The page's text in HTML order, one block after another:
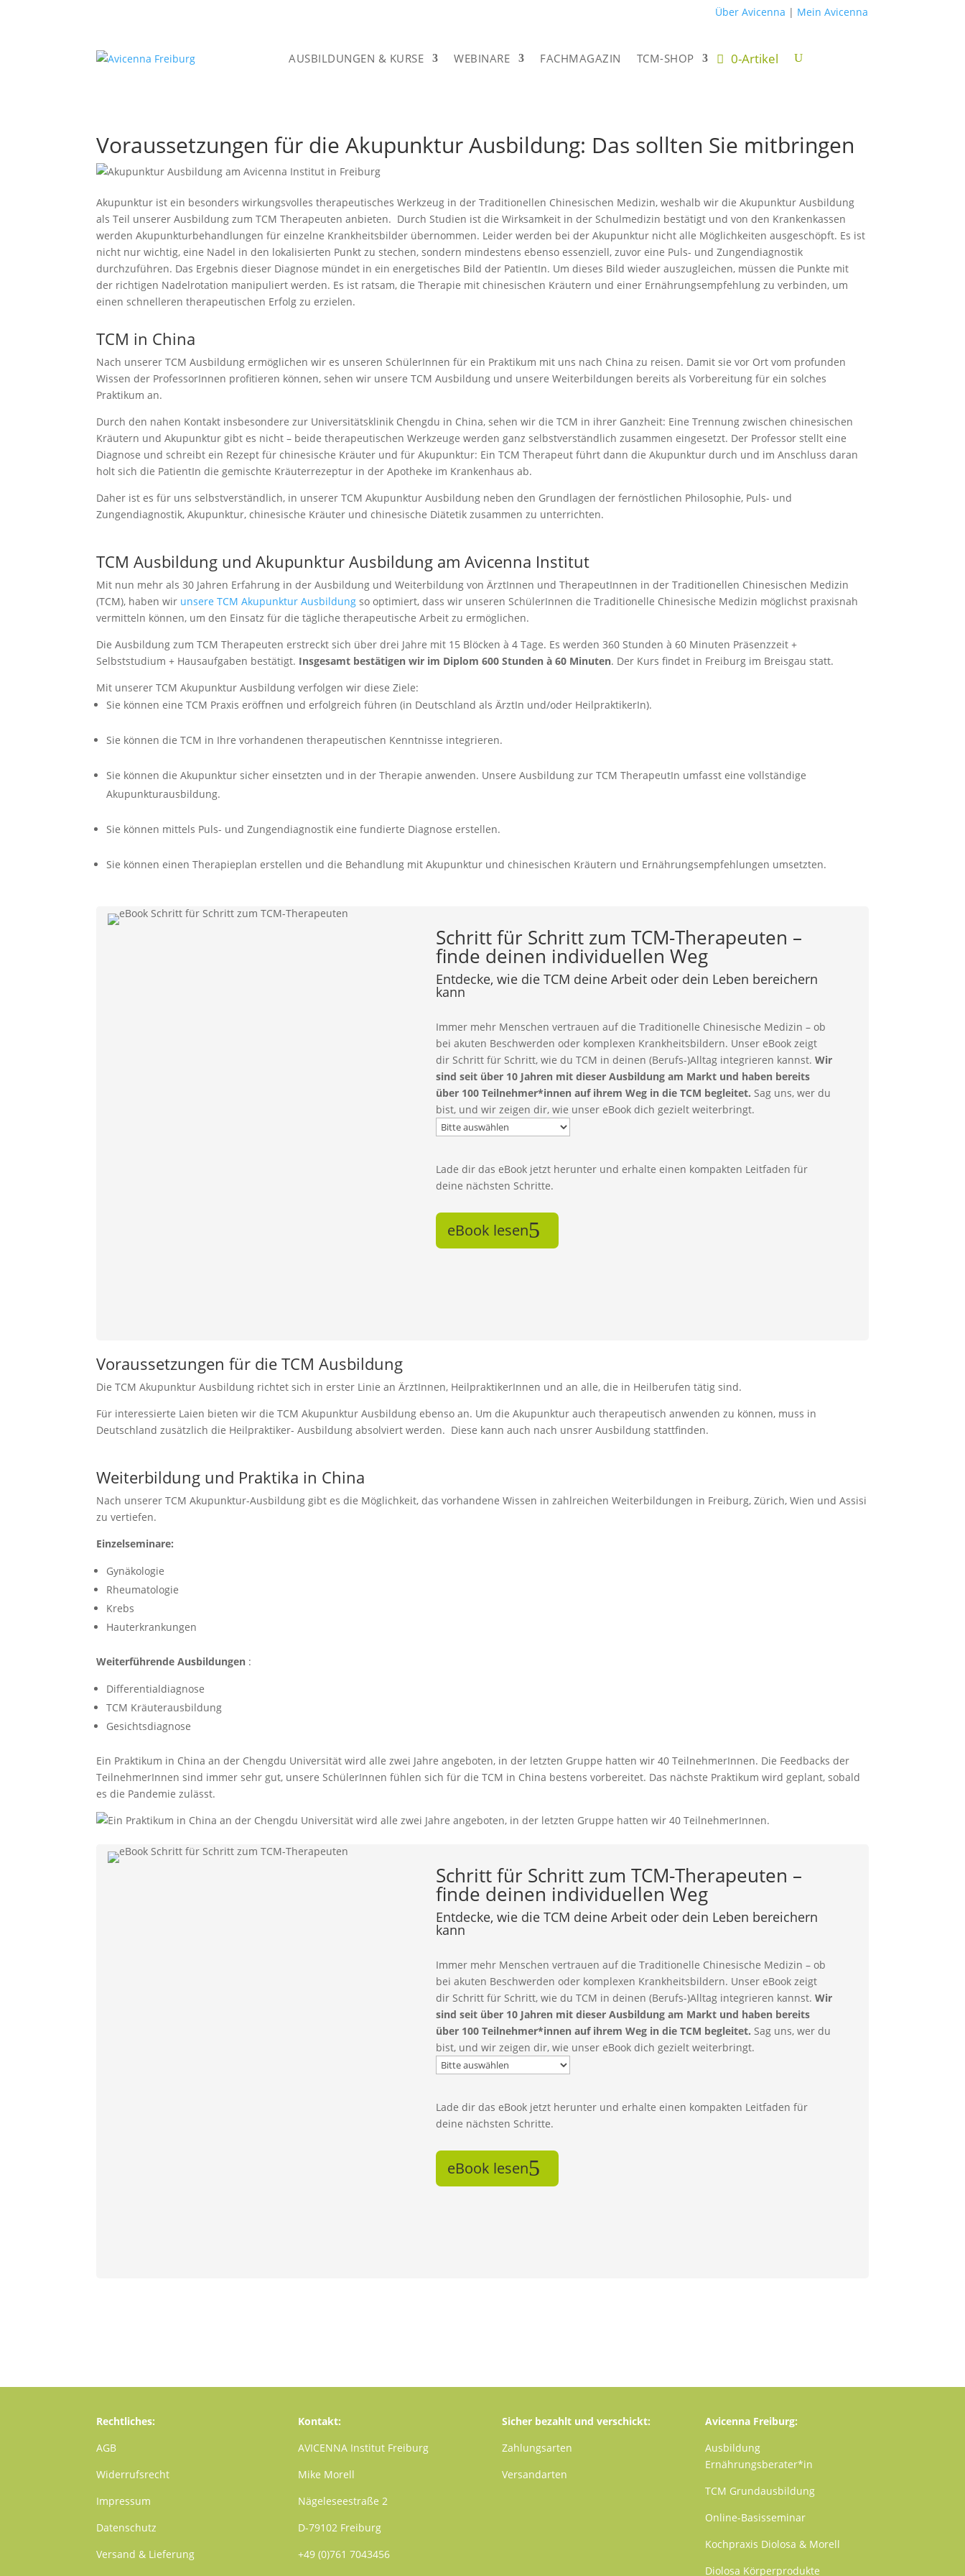
Über Avicenna | Mein Avicenna
AUSBILDUNGEN & KURSE WEBINARE FACHMAGAZIN TCM-SHOP 0-Artikel
Voraussetzungen für die Akupunktur Ausbildung: Das sollten Sie mitbringen
Akupunktur ist ein besonders wirkungsvolles therapeutisches Werkzeug in der Traditionellen Chinesischen Medizin, weshalb wir die Akupunktur Ausbildung
als Teil unserer Ausbildung zum TCM Therapeuten anbieten. Durch Studien ist die Wirksamkeit in der Schulmedizin bestätigt und von den Krankenkassen
werden Akupunkturbehandlungen für einzelne Krankheitsbilder übernommen. Leider werden bei der Akupunktur nicht alle Möglichkeiten ausgeschöpft. Es ist
nicht nur wichtig, eine Nadel in den lokalisierten Punkt zu stechen, sondern mindestens ebenso essenziell, zuvor eine Puls- und Zungendiagnostik
durchzuführen. Das Ergebnis dieser Diagnose mündet in ein energetisches Bild der PatientIn. Um dieses Bild wieder auszugleichen, müssen die Punkte mit
der richtigen Nadelrotation manipuliert werden. Es ist ratsam, die Therapie mit chinesischen Kräutern und einer Ernährungsempfehlung zu verbinden, um
einen schnelleren therapeutischen Erfolg zu erzielen.
TCM in China
Nach unserer TCM Ausbildung ermöglichen wir es unseren SchülerInnen für ein Praktikum mit uns nach China zu reisen. Damit sie vor Ort vom profunden
Wissen der ProfessorInnen profitieren können, sehen wir unsere TCM Ausbildung und unsere Weiterbildungen bereits als Vorbereitung für ein solches
Praktikum an.
Durch den nahen Kontakt insbesondere zur Universitätsklinik Chengdu in China, sehen wir die TCM in ihrer Ganzheit: Eine Trennung zwischen chinesischen
Kräutern und Akupunktur gibt es nicht – beide therapeutischen Werkzeuge werden ganz selbstverständlich zusammen eingesetzt. Der Professor stellt eine
Diagnose und schreibt ein Rezept für chinesische Kräuter und für Akupunktur: Ein TCM Therapeut führt dann die Akupunktur durch und im Anschluss daran
holt sich die PatientIn die gemischte Kräuterrezeptur in der Apotheke im Krankenhaus ab.
Daher ist es für uns selbstverständlich, in unserer TCM Akupunktur Ausbildung neben den Grundlagen der fernöstlichen Philosophie, Puls- und
Zungendiagnostik, Akupunktur, chinesische Kräuter und chinesische Diätetik zusammen zu unterrichten.
TCM Ausbildung und Akupunktur Ausbildung am Avicenna Institut
Mit nun mehr als 30 Jahren Erfahrung in der Ausbildung und Weiterbildung von ÄrztInnen und TherapeutInnen in der Traditionellen Chinesischen Medizin
(TCM), haben wir unsere TCM Akupunktur Ausbildung so optimiert, dass wir unseren SchülerInnen die Traditionelle Chinesische Medizin möglichst praxisnah
vermitteln können, um den Einsatz für die tägliche therapeutische Arbeit zu ermöglichen.
Die Ausbildung zum TCM Therapeuten erstreckt sich über drei Jahre mit 15 Blöcken à 4 Tage. Es werden 360 Stunden à 60 Minuten Präsenzzeit +
Selbststudium + Hausaufgaben bestätigt. Insgesamt bestätigen wir im Diplom 600 Stunden à 60 Minuten. Der Kurs findet in Freiburg im Breisgau statt.
Mit unserer TCM Akupunktur Ausbildung verfolgen wir diese Ziele:
Sie können eine TCM Praxis eröffnen und erfolgreich führen (in Deutschland als ÄrztIn und/oder HeilpraktikerIn).
Sie können die TCM in Ihre vorhandenen therapeutischen Kenntnisse integrieren.
Sie können die Akupunktur sicher einsetzten und in der Therapie anwenden. Unsere Ausbildung zur TCM TherapeutIn umfasst eine vollständige
Akupunkturausbildung.
Sie können mittels Puls- und Zungendiagnostik eine fundierte Diagnose erstellen.
Sie können einen Therapieplan erstellen und die Behandlung mit Akupunktur und chinesischen Kräutern und Ernährungsempfehlungen umsetzten.
Schritt für Schritt zum TCM-Therapeuten –
finde deinen individuellen Weg
Entdecke, wie die TCM deine Arbeit oder dein Leben bereichern
kann
Immer mehr Menschen vertrauen auf die Traditionelle Chinesische Medizin – ob
bei akuten Beschwerden oder komplexen Krankheitsbildern. Unser eBook zeigt
dir Schritt für Schritt, wie du TCM in deinen (Berufs-)Alltag integrieren kannst.Wir
sind seit über 10 Jahren mit dieser Ausbildung am Markt und haben bereits
über 100 Teilnehmer*innen auf ihrem Weg in die TCM begleitet. Sag uns, wer du
bist, und wir zeigen dir, wie unser eBook dich gezielt weiterbringt.
Lade dir das eBook jetzt herunter und erhalte einen kompakten Leitfaden für
deine nächsten Schritte.
eBook lesen
Voraussetzungen für die TCM Ausbildung
Die TCM Akupunktur Ausbildung richtet sich in erster Linie an ÄrztInnen, HeilpraktikerInnen und an alle, die in Heilberufen tätig sind.
Für interessierte Laien bieten wir die TCM Akupunktur Ausbildung ebenso an. Um die Akupunktur auch therapeutisch anwenden zu können, muss in
Deutschland zusätzlich die Heilpraktiker- Ausbildung absolviert werden. Diese kann auch nach unsrer Ausbildung stattfinden.
Weiterbildung und Praktika in China
Nach unserer TCM Akupunktur-Ausbildung gibt es die Möglichkeit, das vorhandene Wissen in zahlreichen Weiterbildungen in Freiburg, Zürich, Wien und Assisi
zu vertiefen.
Einzelseminare:
Gynäkologie
Rheumatologie
Krebs
Hauterkrankungen
Weiterführende Ausbildungen :
Differentialdiagnose
TCM Kräuterausbildung
Gesichtsdiagnose
Ein Praktikum in China an der Chengdu Universität wird alle zwei Jahre angeboten, in der letzten Gruppe hatten wir 40 TeilnehmerInnen. Die Feedbacks der
TeilnehmerInnen sind immer sehr gut, unsere SchülerInnen fühlen sich für die TCM in China bestens vorbereitet. Das nächste Praktikum wird geplant, sobald
es die Pandemie zulässt.
Schritt für Schritt zum TCM-Therapeuten –
finde deinen individuellen Weg
Entdecke, wie die TCM deine Arbeit oder dein Leben bereichern
kann
Immer mehr Menschen vertrauen auf die Traditionelle Chinesische Medizin – ob
bei akuten Beschwerden oder komplexen Krankheitsbildern. Unser eBook zeigt
dir Schritt für Schritt, wie du TCM in deinen (Berufs-)Alltag integrieren kannst.Wir
sind seit über 10 Jahren mit dieser Ausbildung am Markt und haben bereits
über 100 Teilnehmer*innen auf ihrem Weg in die TCM begleitet. Sag uns, wer du
bist, und wir zeigen dir, wie unser eBook dich gezielt weiterbringt.
Lade dir das eBook jetzt herunter und erhalte einen kompakten Leitfaden für
deine nächsten Schritte.
eBook lesen
Rechtliches:
AGB
Widerrufsrecht
Impressum
Datenschutz
Versand & Lieferung
Kontakt:
AVICENNA Institut Freiburg
Mike Morell
Nägeleseestraße 2
D-79102 Freiburg
+49 (0)761 7043456
Sicher bezahlt und verschickt:
Zahlungsarten
Versandarten
Avicenna Freiburg:
Ausbildung
Ernährungsberater*in
TCM Grundausbildung
Online-Basisseminar
Kochpraxis Diolosa & Morell
Diolosa Körperprodukte